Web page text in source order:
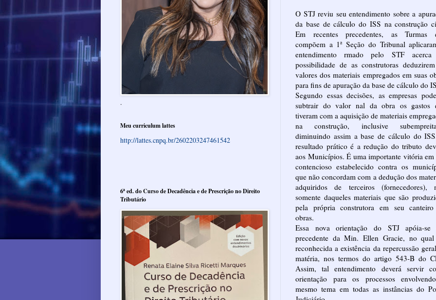
O STJ reviu seu entendimento sobre a
da base de cálculo do ISS na construção
Em recentes precedentes, as Turmas
compõem a 1ª Seção do Tribunal
entendimento rmado pelo STF acerca
possibilidade de as construtoras
valores dos materiais empregados em suas
para fins de apuração da base de cálculo do
Segundo essas decisões, as empresas
subtrair do valor nal da obra os gastos
tiveram com a aquisição de materiais
na construção, inclusive
diminuindo assim a base de cálculo do
resultado prático é a redução do tributo
aos Municípios. É uma importante vitória em
contencioso estabelecido contra os
que não concordam com a dedução dos
adquiridos de terceiros (fornecedores),
somente daqueles materiais que são
pela própria construtora em seu
obras.
Essa nova orientação do STJ apóia-se
precedente da Min. Ellen Gracie, no
reconhecida a existência da repercussão
matéria, nos termos do artigo 543-B do
Assim, tal entendimento deverá servir
orientação para os processos
mesmo tema em todas as instâncias do
.
Meu curriculum lattes
http://lattes.cnpq.br/2602203247461542
6ª ed. do Curso de Decadência e de Prescrição no Direito
Tributário